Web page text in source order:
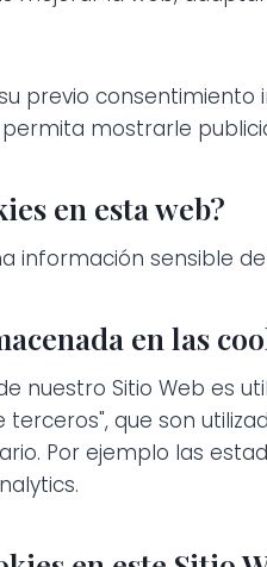
previo
mostrarle
en esta web?
información sensible
en las
nuestro Sitio Web es
que son
Por ejemplo las